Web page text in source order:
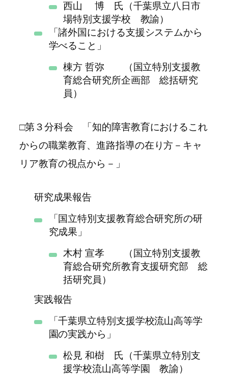
西山 博 氏（千葉県立八日市
場特別支援学校 教諭）
「諸外国における支援システムから
学べること」
棟方 哲弥 （国立特別支援教
育総合研究所企画部 総括研究
員）
□第３分科会 「知的障害教育におけるこれ
からの職業教育、進路指導の在り方－キャ
リア教育の視点から－」
研究成果報告
「国立特別支援教育総合研究所の研
究成果」
木村 宣孝 （国立特別支援教
育総合研究所教育支援研究部 総
括研究員）
実践報告
「千葉県立特別支援学校流山高等学
園の実践から」
松見 和樹 氏（千葉県立特別支
援学校流山高等学園 教諭）